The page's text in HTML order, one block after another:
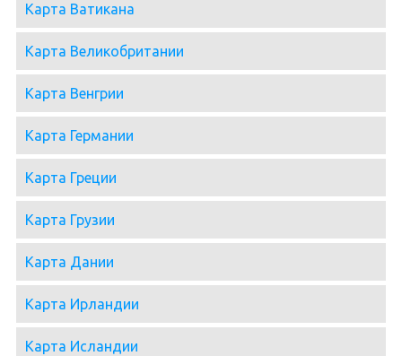
Карта Ватикана
Карта Великобритании
Карта Венгрии
Карта Германии
Карта Греции
Карта Грузии
Карта Дании
Карта Ирландии
Карта Исландии